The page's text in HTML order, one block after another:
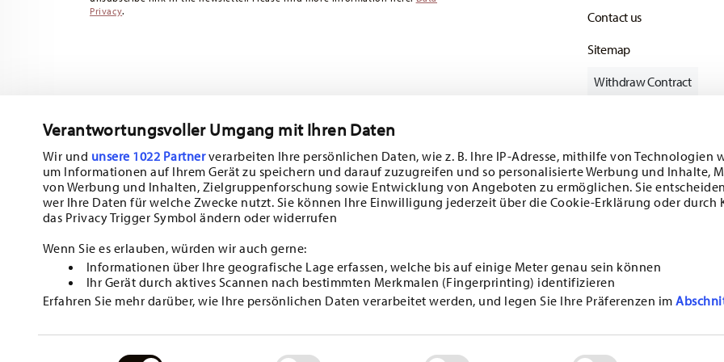
Verantwortungsvoller Umgang mit Ihren Daten
Wir und unsere 1022 Partnerverarbeiten Ihre persönlichen Daten, wie z. B. Ihre IP-Adresse, mithilfe von Technologien
um Informationen auf Ihrem Gerät zu speichern und darauf zuzugreifen und so personalisierte Werbung und Inhalte,
von Werbung und Inhalten, Zielgruppenforschung sowie Entwicklung von Angeboten zu ermöglichen. Sie
wer Ihre Daten für welche Zwecke nutzt. Sie können Ihre Einwilligung jederzeit über die Cookie-Erklärung oder durch
das Privacy Trigger Symbol ändern oder widerrufen
Wenn Sie es erlauben, würden wir auch gerne:
Informationen über Ihre geografische Lage erfassen, welche bis auf einige Meter genau sein können
Ihr Gerät durch aktives Scannen nach bestimmten Merkmalen (Fingerprinting) identifizieren
Erfahren Sie mehr darüber, wie Ihre persönlichen Daten verarbeitet werden, und legen Sie Ihre Präferenzen im
Einwilligungsauswahl
Privacy.
Contact us
Sitemap
Withdraw Contract
Follow us on
Beauty & functionality for your home
THE CODE CAN BE ENTERED DIRECTLY DURING THE ORDER PROCESS. THE VOUCHER CAN NOT BE COMBINED WITH OTHER VOUCHERS OR DISCOUNTS. IT
Subscribe to our newsletter and receive a 10% discount!
Stay informed about news, trends, and special offers.
Insert your email to register for the newsletters
SUBSCRIBEi